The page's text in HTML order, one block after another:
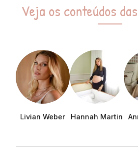
Veja os conteúdos
Livian Weber Hannah Martin